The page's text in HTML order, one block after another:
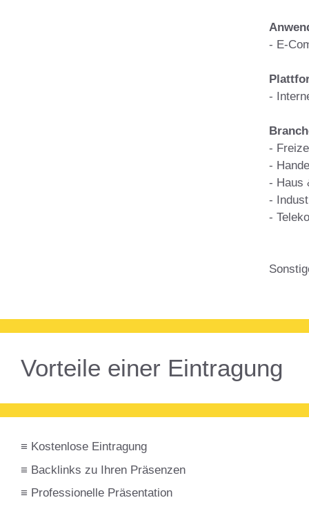
- E-
-
-
-
- Haus
-
-
Vorteile einer Eintragung
≡ Kostenlose Eintragung
≡ Backlinks zu Ihren Präsenzen
≡ Professionelle Präsentation